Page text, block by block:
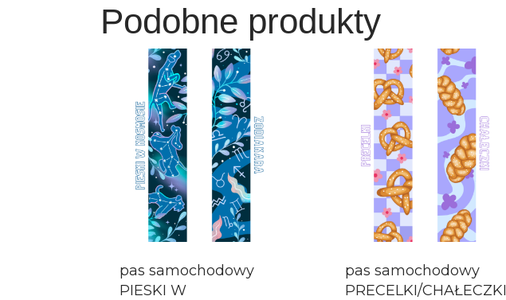
Podobne produkty
pas samochodowy
PIESKI W
pas samochodowy
PRECELKI/CHAŁECZKI